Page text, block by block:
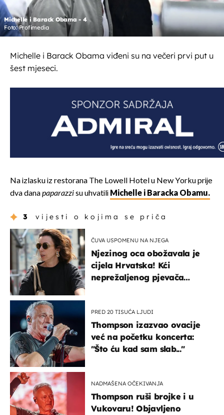
Michelle i Barack Obama - 4
Foto: Profimedia
Michelle i Barack Obama viđeni su na večeri prvi put u
šest mjeseci.
Na izlasku iz restorana The Lowell Hotel u New Yorku prije
dva danapaparazzisu uhvatili Michelle i Baracka Obamu.
3 vijesti o kojima se priča
ČUVA USPOMENU NA NJEGA
Njezinog oca obožavala je
cijela Hrvatska! Kći
neprežaljenog pjevača
PRED 20 TISUĆA LJUDI
Thompson izazvao ovacije
već na početku koncerta:
"Što ću kad sam slab..."
NADMAŠENA OČEKIVANJA
Thompson ruši brojke i u
Vukovaru! Objavljeno